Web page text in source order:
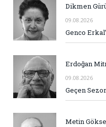
Dikmen
09.08.2026
Genco
Erdoğan
09.08.2026
Geçen
Metin